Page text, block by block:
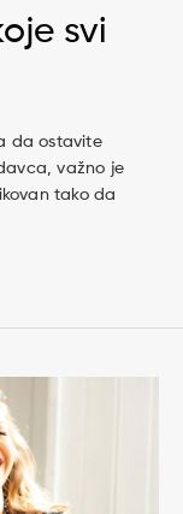
svi
da ostavite
važno je
tako da